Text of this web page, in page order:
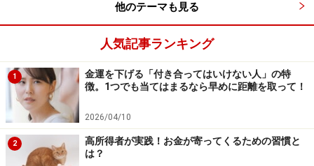
2026年6月12、24日の巳の日、一粒万倍日。
巳（つちのとみ）」の日とも重なります。
【己巳の日】
東洋思想の五行では、金は土から生まれます。この
「己」の日と弁財天に護られた「巳」の日が重なる己巳
他のテーマも見る
人気記事ランキング
1
金運を下げる「付き合ってはいけない人」の特
徴。1つでも当てはまるなら早めに距離を取って！
2026/04/10
2
高所得者が実践！お金が寄ってくるための習慣と
は？